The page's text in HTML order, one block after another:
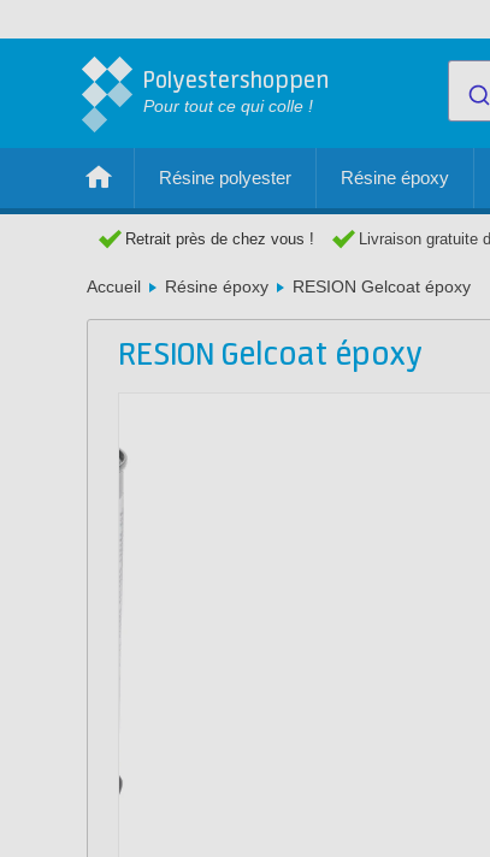
Polyestershoppen
Pour tout ce qui colle !
Résine polyester Résine époxy
Retrait près de chez vous ! Livraison gratuite
Accueil Résine époxy RESION Gelcoat époxy
RESION Gelcoat époxy